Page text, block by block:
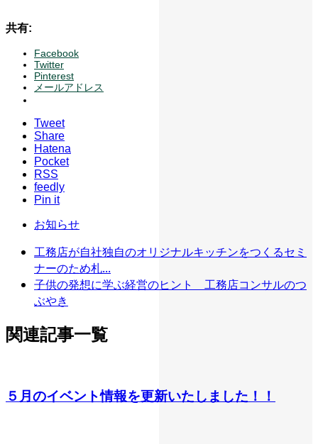
共有:
Facebook
Twitter
Pinterest
メールアドレス
Tweet
Share
Hatena
Pocket
RSS
feedly
Pin it
お知らせ
工務店が自社独自のオリジナルキッチンをつくるセミ
ナーのため札...
子供の発想に学ぶ経営のヒント 工務店コンサルのつ
ぶやき
関連記事一覧
５月のイベント情報を更新いたしました！！